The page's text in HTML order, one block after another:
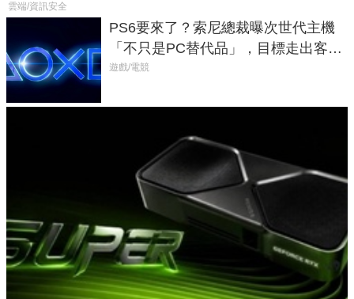
雲端/資訊安全
PS6要來了？索尼總裁曝次世代主機
「不只是PC替代品」，目標走出客
廳、進軍電競桌面
遊戲/電競